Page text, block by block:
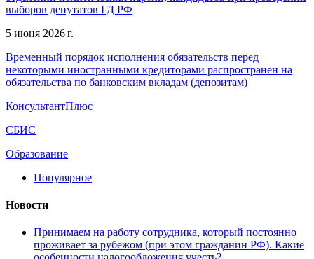
выборов депутатов ГД РФ
5 июня 2026 г.
Временный порядок исполнения обязательств перед
некоторыми иностранными кредиторами распространен на
обязательства по банковским вкладам (депозитам)
КонсультантПлюс
СБИС
Образование
Популярное
Новости
Принимаем на работу сотрудника, который постоянно
проживает за рубежом (при этом гражданин РФ). Какие